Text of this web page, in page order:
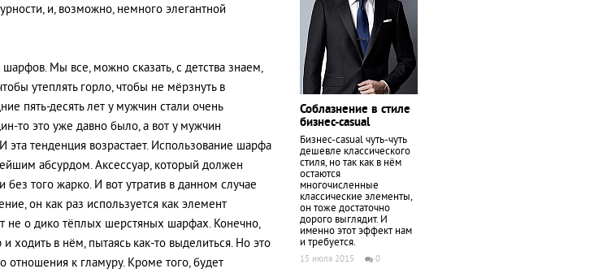
Соблазнение в стиле
бизнес-casual
Бизнес-casual чуть-чуть
дешевле классического
стиля, но так как в нём
остаются
многочисленные
классические элементы,
он тоже достаточно
дорого выглядит. И
именно этот эффект нам
и требуется.
15 июля 2015 0
и, возможно, немного элегантной
Мы все, можно сказать, с детства знаем,
утеплять горло, чтобы не мёрзнуть в
пять-десять лет у мужчин стали очень
то это уже давно было, а вот у мужчин
эта тенденция возрастает. Использование шарфа
абсурдом. Аксессуар, который должен
того жарко. И вот утратив в данном случае
он как раз используется как элемент
не о дико тёплых шерстяных шарфах. Конечно,
в нём, пытаясь как-то выделиться. Но это
отношения к гламуру. Кроме того, будет